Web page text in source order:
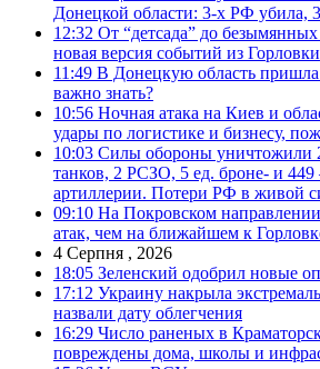
Донецкой области: 3-х РФ убила,
12:32 От “детсада” до
новая версия событий из Горловки
11:49 В Донецкую область
важно знать?
10:56 Ночная атака на Киев и
удары по логистике и бизнесу,
10:03 Силы обороны уничтожили
танков, 2 РСЗО, 5 ед. броне- и 449
артиллерии. Потери РФ в живой
09:10 На Покровском
атак, чем на ближайшем к
4 Серпня , 2026
18:05 Зеленский одобрил новые
17:12 Украину накрыла
назвали дату облегчения
16:29 Число раненых в
повреждены дома, школы и